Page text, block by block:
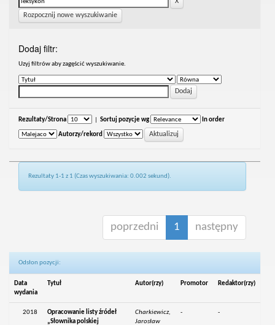
Rozpocznij nowe wyszukiwanie
Dodaj filtr:
Uzyj filtrów aby zagęścić wyszukiwanie.
Rezultaty/Strona Sortuj pozycje wg In order
Autorzy/rekord
Rezultaty 1-1 z 1 (Czas wyszukiwania: 0.002 sekund).
poprzedni 1 następny
Odsłon pozycji:
Data
wydania
Tytuł Autor(rzy) Promotor Redaktor(rzy)
2018
Opracowanie listy źródeł
„Słownika polskiej
Charkiewicz,
Jarosław
- -